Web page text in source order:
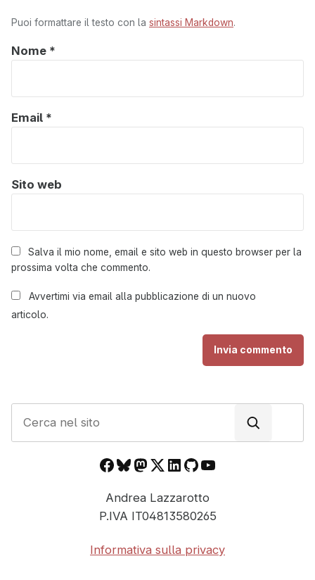
Puoi formattare il testo con la sintassi Markdown.
Nome *
Email *
Sito web
Salva il mio nome, email e sito web in questo browser per la
prossima volta che commento.
Avvertimi via email alla pubblicazione di un nuovo
articolo.
c
n
e
s
Facebook
Bluesky
Mastodon
X LinkedIn
GitHub
YouTube
Andrea Lazzarotto
P.IVA IT04813580265
Informativa sulla privacy